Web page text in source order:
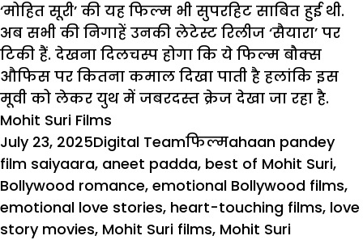
‘मोहित सूरी’ की यह फिल्म भी सुपरहिट साबित हुई थी.
अब सभी की निगाहें उनकी लेटेस्ट रिलीज ‘सैयारा’ पर
टिकी हैं. देखना दिलचस्प होगा कि ये फिल्म बौक्स
औफिस पर कितना कमाल दिखा पाती है हलांकि इस
मूवी को लेकर युथ में जबरदस्त क्रेज देखा जा रहा है.
Mohit Suri Films
Posted
on
July 23, 2025Author
Digital TeamCategories
फिल्मTags
ahaan pandey
film saiyaara, aneet padda, best of Mohit Suri,
Bollywood romance, emotional Bollywood films,
emotional love stories, heart-touching films, love
story movies, Mohit Suri films, Mohit Suri